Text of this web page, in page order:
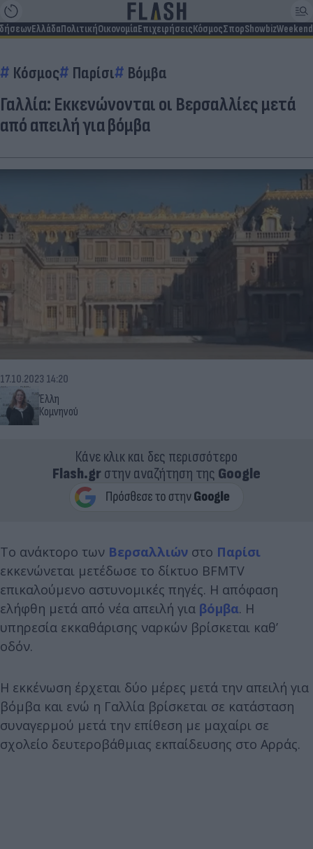
ΕλλάδαΠολιτικήΟικονομίαΕπιχειρήσειςΚόσμοςΣπορShowbizWeekend
Κόσμος Παρίσι Βόμβα
Γαλλία: Εκκενώνονται οι Βερσαλλίες μετά
από απειλή για βόμβα
Έλλη
Κομνηνού
17.10.2023 14:20
Κάνε κλικ και δες περισσότερο
Flash.grστην αναζήτηση της Google
Το ανάκτορο των Βερσαλλιών στο Παρίσι
εκκενώνεται μετέδωσε το δίκτυο BFMTV
επικαλούμενο αστυνομικές πηγές. Η απόφαση
ελήφθη μετά από νέα απειλή για βόμβα. Η
υπηρεσία εκκαθάρισης ναρκών βρίσκεται καθ’
οδόν.
Η εκκένωση έρχεται δύο μέρες μετά την απειλή για
βόμβα και ενώ η Γαλλία βρίσκεται σε κατάσταση
συναγερμού μετά την επίθεση με μαχαίρι σε
σχολείο δευτεροβάθμιας εκπαίδευσης στο Αρράς.